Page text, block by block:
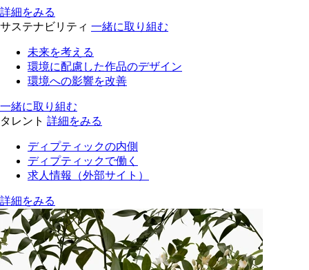
詳細をみる
サステナビリティ 一緒に取り組む
未来を考える
環境に配慮した作品のデザイン
環境への影響を改善
一緒に取り組む
タレント 詳細をみる
ディプティックの内側
ディプティックで働く
求人情報（外部サイト）
詳細をみる